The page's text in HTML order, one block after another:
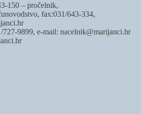
150 – pročelnik,
fax:031/643-334,
9899, e-mail: nacelnik@marijanci.hr